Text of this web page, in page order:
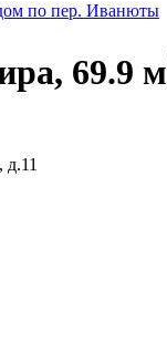
по пер. Иванюты
69.9 м